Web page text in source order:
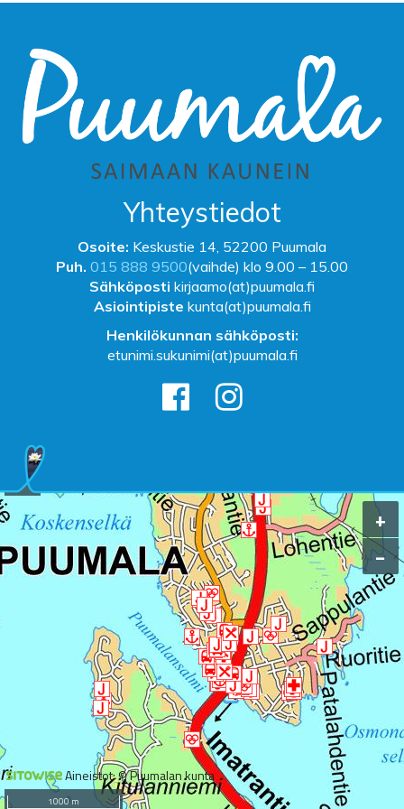
Yhteystiedot
Osoite: Keskustie 14, 52200 Puumala
Puh. 015 888 9500(vaihde) klo 9.00 – 15.00
Sähköposti kirjaamo(at)puumala.fi
Asiointipiste kunta(at)puumala.fi
Henkilökunnan sähköposti:
etunimi.sukunimi(at)puumala.fi